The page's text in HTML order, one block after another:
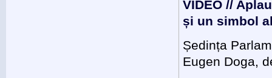
VIDEO //
și un simbol
Ședința
Eugen Doga,